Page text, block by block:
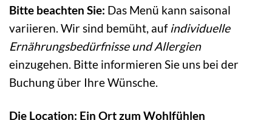
Bitte beachten Sie: Das Menü kann saisonal
variieren. Wir sind bemüht, auf individuelle
Ernährungsbedürfnisse und Allergien
einzugehen. Bitte informieren Sie uns bei der
Buchung über Ihre Wünsche.
Die Location: Ein Ort zum Wohlfühlen